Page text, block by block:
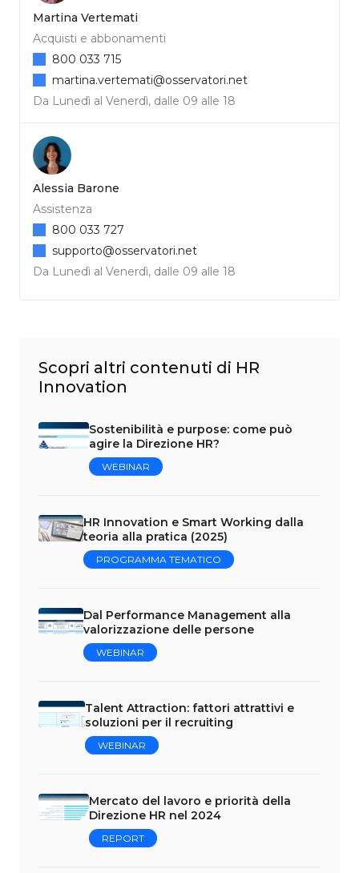
Martina Vertemati
Acquisti e abbonamenti
Da Lunedì al Venerdì, dalle 09 alle 18
800 033 715
martina.vertemati@osservatori.net
Alessia Barone
Assistenza
Da Lunedì al Venerdì, dalle 09 alle 18
800 033 727
supporto@osservatori.net
Scopri altri contenuti di HR
Innovation
Sostenibilità e purpose: come può
agire la Direzione HR?
WEBINAR
HR Innovation e Smart Working dalla
teoria alla pratica (2025)
PROGRAMMA TEMATICO
Dal Performance Management alla
valorizzazione delle persone
WEBINAR
Talent Attraction: fattori attrattivi e
soluzioni per il recruiting
WEBINAR
Mercato del lavoro e priorità della
Direzione HR nel 2024
REPORT